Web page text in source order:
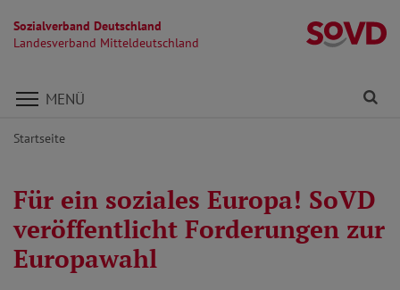
Sozialverband Deutschland
Landesverband Mitteldeutschland
Direkt zu den Inhalten springen
MENÜ
Startseite
Für ein soziales Europa! SoVD
veröffentlicht Forderungen zur
Europawahl